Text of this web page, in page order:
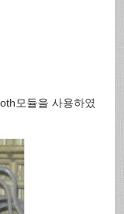
모듈을 사용하였